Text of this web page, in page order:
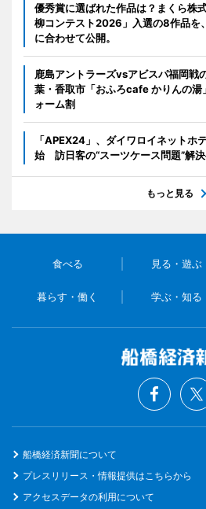
優秀賞に選ばれた作品は？まくら株
柳コンテスト2026」入選の8作品を
に合わせて公開。
鹿島アントラーズvsアビスパ福岡戦
葉・香取市「おふろcafe かりんの
ォーム割
「APEX24」、ダイワロイネットホ
始 訪日客の“スーツケース問題”解
もっと見る
食べる 見る・遊ぶ
暮らす・働く 学ぶ・知る
船橋経済新聞について
プレスリリース・情報提供はこちらから
アクセスデータの利用について